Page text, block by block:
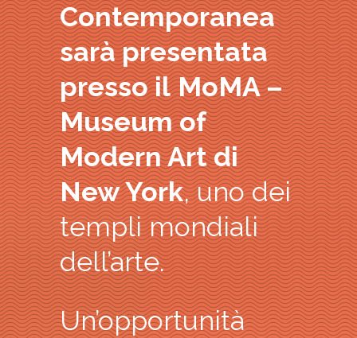
Contemporanea
sarà presentata
presso il MoMA –
Museum of
Modern Art di
New York, uno dei
templi mondiali
dell’arte.
Un’opportunità